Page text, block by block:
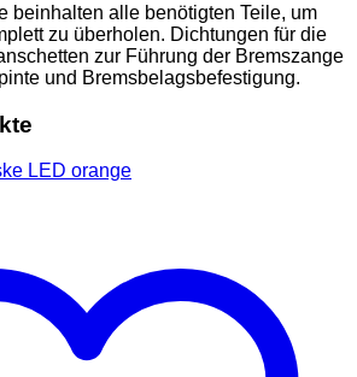
beinhalten alle benötigten Teile, um
zu überholen. Dichtungen für die
zur Führung der Bremszange
und Bremsbelagsbefestigung.